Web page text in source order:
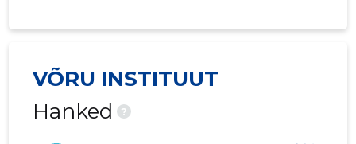
VÕRU INSTITUUT
Hanked
?